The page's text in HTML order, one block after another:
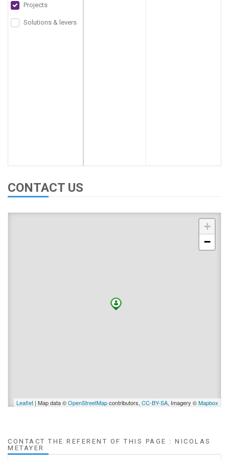
Projects
Solutions & levers
CONTACT US
+
−
Leaflet | Map data ©OpenStreetMapcontributors, CC-BY-SA, Imagery ©Mapbox
CONTACT THE REFERENT OF THIS PAGE : NICOLAS
METAYER